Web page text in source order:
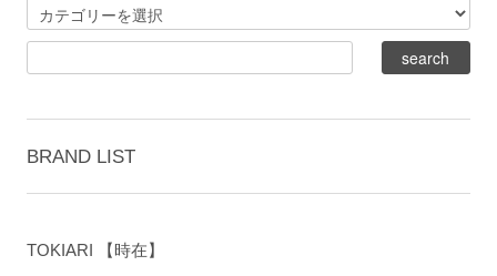
BRAND LIST
TOKIARI 【時在】